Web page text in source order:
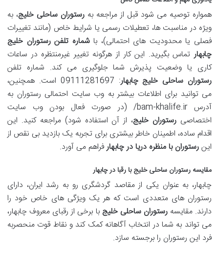
همواره توصیه می شود قبل از مراجعه به رستوران ساحلی خلیج، به
ویژه در مناسبت ها، تعطیلات رسمی یا شرایط خاص (مانند تغییرات
فصلی یا محدودیت های احتمالی)، باشماره تلفن رستوران خلیج
چابهارتماس بگیرید. این کار از هرگونه تغییر غیرمنتظره در ساعات
کاری یا وضعیت پذیرش شما جلوگیری می کند. شماره تلفن
رستوران ساحلی خلیج چابهار
: 09111281697 است. همچنین،
می توانید برای اطلاعات بیشتر به وب سایت احتمالی رستوران به
آدرس bam-khalife.ir/ (در صورت فعال بودن وب سایت
اختصاصی رستوران خلیج، از آن استفاده شود) مراجعه کنید. این
اقدام ساده، اطمینان خاطر بیشتری برای تجربه یک بازدید بی نقص از
اینرستوران با منظره دریا در چابهارفراهم می آورد.
مقایسه رستوران ساحلی خلیجبا رقبا در چابهار
چابهار، به عنوان یکی از مقاصد گردشگری رو به رشد ایران، دارای
رستوران های متعددی است که هر یک ویژگی های خاص خود را
دارند. مقایسهرستوران ساحلی خلیج با برخی از رقبای معروف چابهار،
می تواند به شما در انتخاب آگاهانه کمک کند و نقاط قوت منحصربه
فرد این رستوران را برجسته سازد.